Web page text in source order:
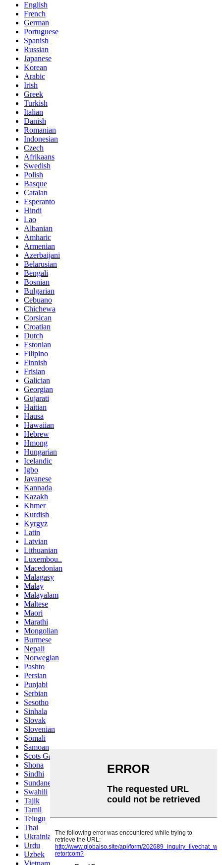
English
French
German
Portuguese
Spanish
Russian
Japanese
Korean
Arabic
Irish
Greek
Turkish
Italian
Danish
Romanian
Indonesian
Czech
Afrikaans
Swedish
Polish
Basque
Catalan
Esperanto
Hindi
Lao
Albanian
Amharic
Armenian
Azerbaijani
Belarusian
Bengali
Bosnian
Bulgarian
Cebuano
Chichewa
Corsican
Croatian
Dutch
Estonian
Filipino
Finnish
Frisian
Galician
Georgian
Gujarati
Haitian
Hausa
Hawaiian
Hebrew
Hmong
Hungarian
Icelandic
Igbo
Javanese
Kannada
Kazakh
Khmer
Kurdish
Kyrgyz
Latin
Latvian
Lithuanian
Luxembou..
Macedonian
Malagasy
Malay
Malayalam
Maltese
Maori
Marathi
Mongolian
Burmese
Nepali
Norwegian
Pashto
Persian
Punjabi
Serbian
Sesotho
Sinhala
Slovak
Slovenian
Somali
Samoan
Scots Gaelic
Shona
Sindhi
Sundanese
Swahili
Tajik
Tamil
Telugu
Thai
Ukrainian
Urdu
Uzbek